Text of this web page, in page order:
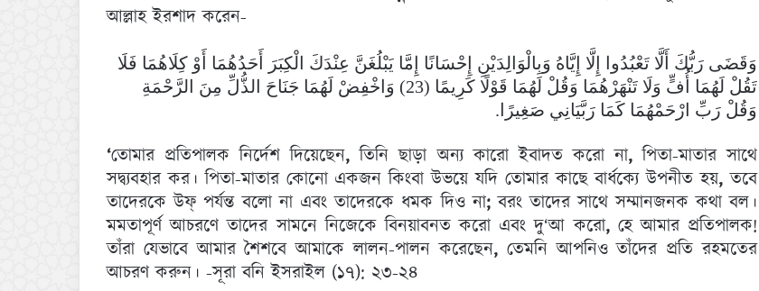
আল্লাহ ইরশাদ করেন-
وَقَضَى رَبُّكَ أَلَّا تَعْبُدُوا إِلَّا إِيَّاهُ وَبِالْوَالِدَيْنِ إِحْسَانًا إِمَّا يَبْلُغَنَّ عِنْدَكَ الْكِبَرَ أَحَدُهُمَا أَوْ كِلَاهُمَا فَلَا
تَقُلْ لَهُمَا أُفٍّ وَلَا تَنْهَرْهُمَا وَقُلْ لَهُمَا قَوْلًا كَرِيمًا (23) وَاخْفِضْ لَهُمَا جَنَاحَ الذُّلِّ مِنَ الرَّحْمَةِ
وَقُلْ رَبِّ ارْحَمْهُمَا كَمَا رَبَّيَانِي صَغِيرًا.
‘তোমার প্রতিপালক নির্দেশ দিয়েছেন,তিনি ছাড়া অন্য কারো ইবাদত করো না,পিতা-মাতার সাথে
সদ্ব্যবহার কর। পিতা-মাতার কোনো একজন কিংবা উভয়ে যদি তোমার কাছে বার্ধক্যে উপনীত হয়,তবে
তাদেরকে উফ্ পর্যন্ত বলো না এবং তাদেরকে ধমক দিও না;বরং তাদের সাথে সম্মানজনক কথা বল।
মমতাপূর্ণ আচরণে তাদের সামনে নিজেকে বিনয়াবনত করো এবং দু‘আ করো, হে আমার প্রতিপালক!
তাঁরা যেভাবে আমার শৈশবে আমাকে লালন-পালন করেছেন, তেমনি আপনিও তাঁদের প্রতি রহমতের
আচরণ করুন। -সূরা বনি ইসরাইল (১৭): ২৩-২৪